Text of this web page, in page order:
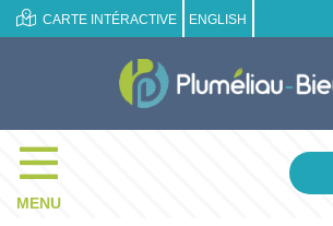
CARTE INTÉRACTIVE ENGLISH
MENU